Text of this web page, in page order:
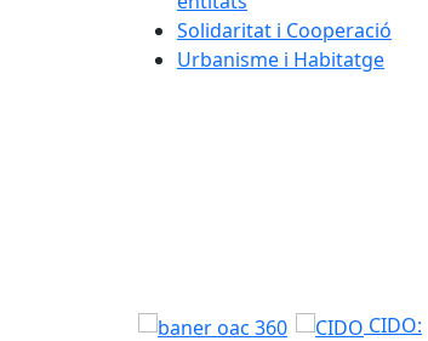
Solidaritat i Cooperació
Urbanisme i Habitatge
CIDO: